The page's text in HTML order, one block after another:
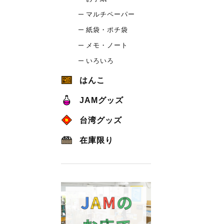
マルチペーパー
紙袋・ポチ袋
メモ・ノート
いろいろ
はんこ
JAMグッズ
台湾グッズ
在庫限り